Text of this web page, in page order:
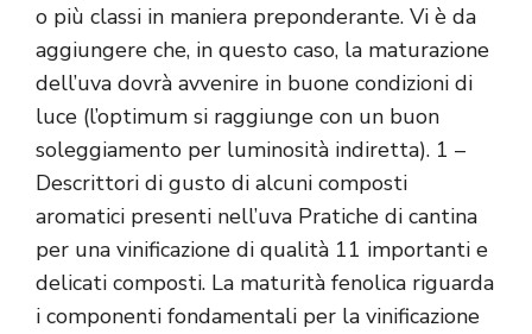
o più classi in maniera preponderante. Vi è da
aggiungere che, in questo caso, la maturazione
dell’uva dovrà avvenire in buone condizioni di
luce (l’optimum si raggiunge con un buon
soleggiamento per luminosità indiretta). 1 –
Descrittori di gusto di alcuni composti
aromatici presenti nell’uva Pratiche di cantina
per una vinificazione di qualità 11 importanti e
delicati composti. La maturità fenolica riguarda
i componenti fondamentali per la vinificazione